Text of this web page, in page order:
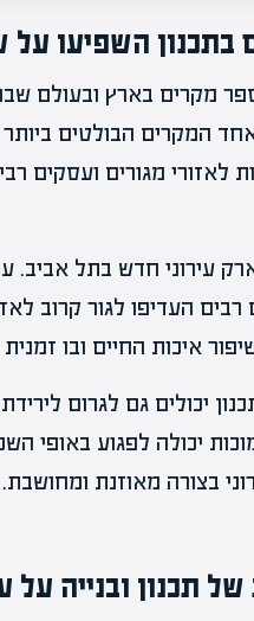
בתכנון השפיעו על
מקרים בארץ ובעולם
המקרים הבולטים
לאזורי מגורים ועסקים
עירוני חדש בתל אביב.
העדיפו לגור קרוב
איכות החיים ובו
יכולים גם לגרום
יכולה לפגוע באופי
בצורה מאוזנת ומחושבת.
תכנון ובנייה על